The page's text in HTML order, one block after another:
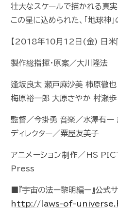
壮大なスケールで描かれる真実
この星に込められた、「地球神」
【2018年10月12日(金) 日米
製作総指揮・原案／大川隆法
逢坂良太 瀬戸麻沙美 柿原徹
梅原裕一郎 大原さやか 村瀬
監督／今掛勇 音楽／水澤有一
ディレクター／粟屋友美子
アニメーション制作／HS
Press
■『宇宙の法ー黎明編ー』公式サ
http://laws-of-